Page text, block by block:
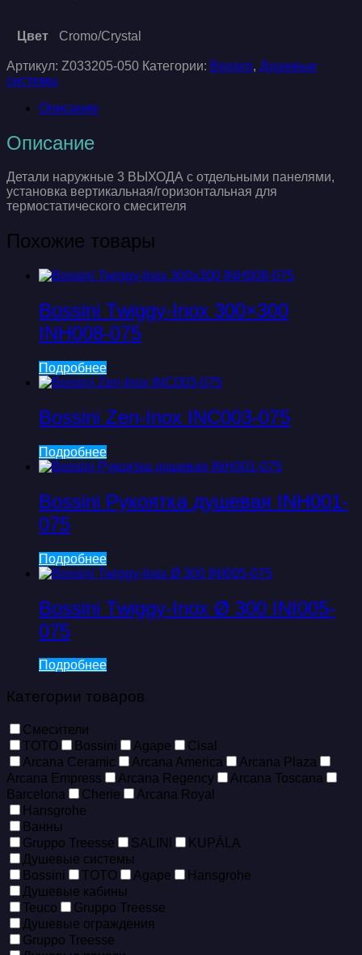
Цвет Cromo/Crystal
Артикул: Z033205-050 Категории: Bossini, Душевые
системы
Описание
Описание
Детали наружные 3 ВЫХОДА с отдельными панелями,
установка вертикальная/горизонтальная для
термостатического смесителя
Похожие товары
Bossini Twiggy-Inox 300×300
INH008-075
Подробнее
Bossini Zen-Inox INC003-075
Подробнее
Bossini Рукоятка душевая INH001-
075
Подробнее
Bossini Twiggy-Inox Ø 300 INI005-
075
Подробнее
Категории товаров
Смесители
TOTO
Bossini Agape
Cisal
Arcana Ceramic
Arcana America
Arcana Plaza
Arcana Empress
Arcana Regency
Arcana Toscana
Barcelona
Cherie
Arcana Royal
Hansgrohe
Ванны
Gruppo Treesse
SALINI
KUPÁLA
Душевые системы
Bossini
TOTO Agape
Hansgrohe
Душевые кабины
Teuco
Gruppo Treesse
Душевые ограждения
Gruppo Treesse